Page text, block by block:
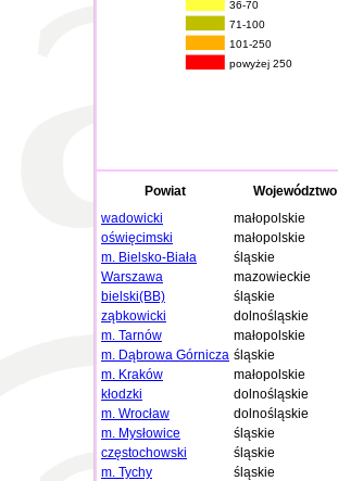
36-70
71-100
101-250
powyżej 250
Powiat Województwo
wadowicki
małopolskie
oświęcimski
małopolskie
m. Bielsko-Biała
śląskie
Warszawa
mazowieckie
bielski(BB)
śląskie
ząbkowicki
dolnośląskie
m. Tarnów
małopolskie
m. Dąbrowa Górnicza śląskie
m. Kraków
małopolskie
kłodzki
dolnośląskie
m. Wrocław
dolnośląskie
m. Mysłowice
śląskie
częstochowski
śląskie
m. Tychy
śląskie